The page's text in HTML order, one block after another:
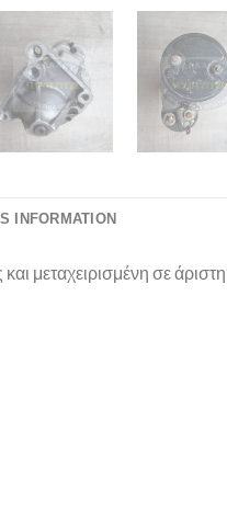
INFORMATION
μεταχειρισμένη σε